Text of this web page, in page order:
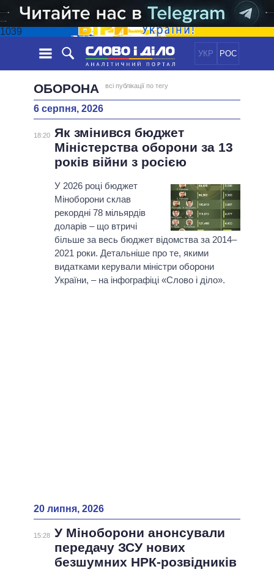
1039
УКР РОС
НОВИНИ
СТРІЧКА
ПОДІЇ
СТАТТІ
ДУМКИ
ОГЛЯДИ
ДАЙДЖЕСТИ
ЕКОНОМІКА
СУСПІЛЬСТВО
СВІТ
ПОЛIТИКИ
УСІ ПОЛІТИКИ
ПРЕЗИДЕНТ І ОФІС
ВЕРХОВНА РАДА
КАБІНЕТ МІНІСТРІВ
ГОЛОВИ ОБЛАДМІНІСТРАЦІЙ
МЕРИ МІСТ
ВСІ ПЕРСОНИ
ІНФОГРАФІКА
ВІДЕО
ПІДТРИМАТИ
ПОРІВНЯННЯ ПОЛІТИКІВ
ОБОРОНА всі публікації по тегу
6 серпня, 2026
18:20
Як змінився бюджет
Міністерства оборони за 13
років війни з росією
У 2026 році бюджет
Міноборони склав
рекордні 78 мільярдів
доларів – що втричі
більше за весь бюджет відомства за 2014–
2021 роки. Детальніше про те, якими
видатками керували міністри оборони
України, – на інфографіці «Слово і діло».
20 липня, 2026
15:28 У Міноборони анонсували
передачу ЗСУ нових
безшумних НРК-розвідників